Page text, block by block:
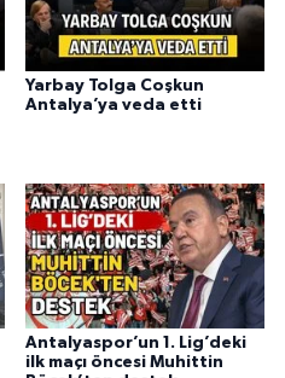
Yarbay Tolga Coşkun
Antalya’ya veda etti
Antalyaspor’un 1. Lig’deki
ilk maçı öncesi Muhittin